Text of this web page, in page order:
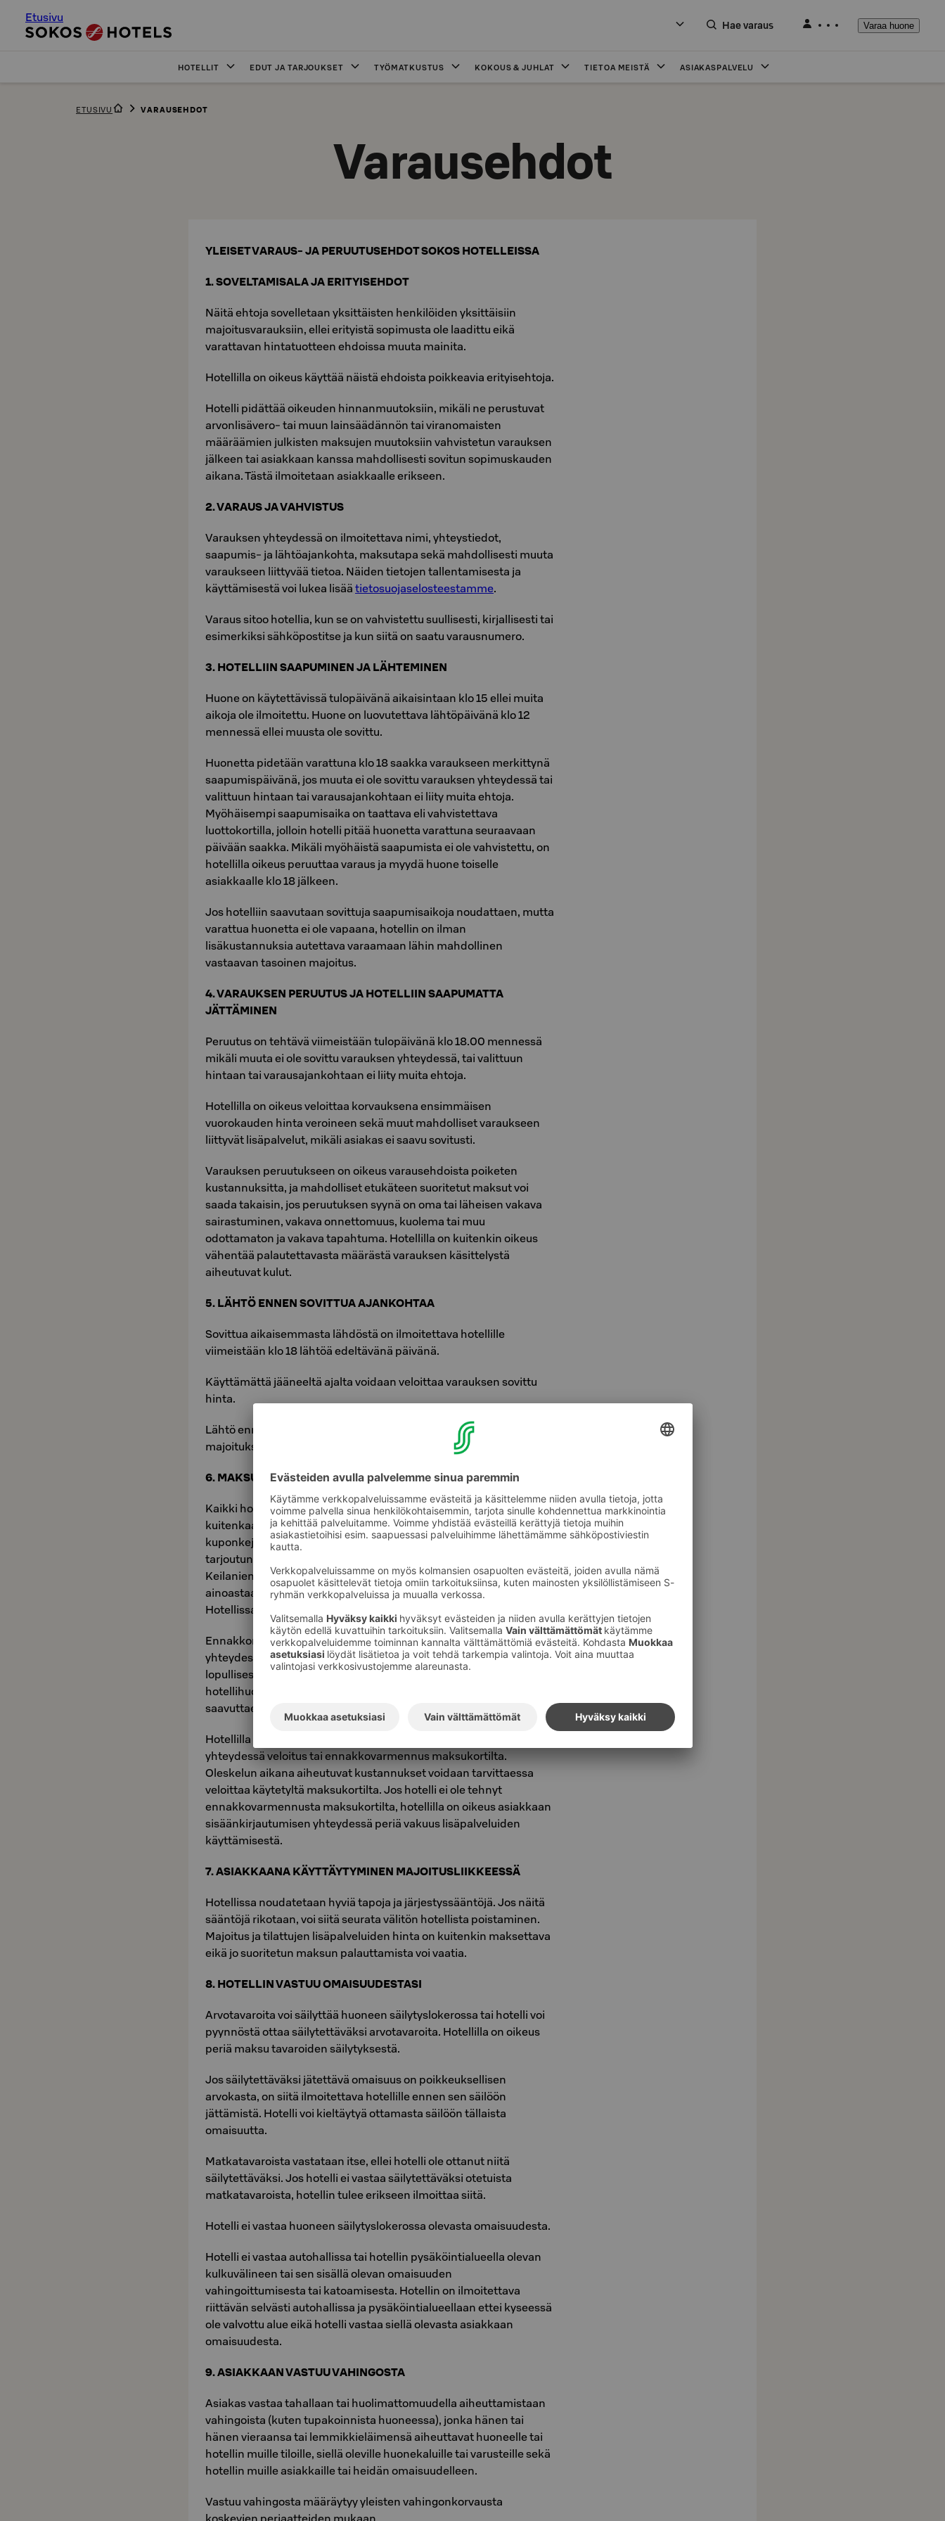
Etusivu
Hae varaus Varaa huone
HOTELLIT EDUT JA TARJOUKSET TYÖMATKUSTUS KOKOUS & JUHLAT TIETOA MEISTÄ ASIAKASPALVELU
ETUSIVU VARAUSEHDOT
Varausehdot
YLEISET VARAUS- JA PERUUTUSEHDOT SOKOS HOTELLEISSA
1. SOVELTAMISALA JA ERITYISEHDOT
Näitä ehtoja sovelletaan yksittäisten henkilöiden yksittäisiin
majoitusvarauksiin, ellei erityistä sopimusta ole laadittu eikä
varattavan hintatuotteen ehdoissa muuta mainita.
Hotellilla on oikeus käyttää näistä ehdoista poikkeavia erityisehtoja.
Hotelli pidättää oikeuden hinnanmuutoksiin, mikäli ne perustuvat
arvonlisävero- tai muun lainsäädännön tai viranomaisten
määräämien julkisten maksujen muutoksiin vahvistetun varauksen
jälkeen tai asiakkaan kanssa mahdollisesti sovitun sopimuskauden
aikana. Tästä ilmoitetaan asiakkaalle erikseen.
2. VARAUS JA VAHVISTUS
Varauksen yhteydessä on ilmoitettava nimi, yhteystiedot,
saapumis- ja lähtöajankohta, maksutapa sekä mahdollisesti muuta
varaukseen liittyvää tietoa. Näiden tietojen tallentamisesta ja
käyttämisestä voi lukea lisää tietosuojaselosteestamme.
Varaus sitoo hotellia, kun se on vahvistettu suullisesti, kirjallisesti tai
esimerkiksi sähköpostitse ja kun siitä on saatu varausnumero.
3. HOTELLIIN SAAPUMINEN JA LÄHTEMINEN
Huone on käytettävissä tulopäivänä aikaisintaan klo 15 ellei muita
aikoja ole ilmoitettu. Huone on luovutettava lähtöpäivänä klo 12
mennessä ellei muusta ole sovittu.
Huonetta pidetään varattuna klo 18 saakka varaukseen merkittynä
saapumispäivänä, jos muuta ei ole sovittu varauksen yhteydessä tai
valittuun hintaan tai varausajankohtaan ei liity muita ehtoja.
Myöhäisempi saapumisaika on taattava eli vahvistettava
luottokortilla, jolloin hotelli pitää huonetta varattuna seuraavaan
päivään saakka. Mikäli myöhäistä saapumista ei ole vahvistettu, on
hotellilla oikeus peruuttaa varaus ja myydä huone toiselle
asiakkaalle klo 18 jälkeen.
Jos hotelliin saavutaan sovittuja saapumisaikoja noudattaen, mutta
varattua huonetta ei ole vapaana, hotellin on ilman
lisäkustannuksia autettava varaamaan lähin mahdollinen
vastaavan tasoinen majoitus.
4. VARAUKSEN PERUUTUS JA HOTELLIIN SAAPUMATTA
JÄTTÄMINEN
Peruutus on tehtävä viimeistään tulopäivänä klo 18.00 mennessä
mikäli muuta ei ole sovittu varauksen yhteydessä, tai valittuun
hintaan tai varausajankohtaan ei liity muita ehtoja.
Hotellilla on oikeus veloittaa korvauksena ensimmäisen
vuorokauden hinta veroineen sekä muut mahdolliset varaukseen
liittyvät lisäpalvelut, mikäli asiakas ei saavu sovitusti.
Varauksen peruutukseen on oikeus varausehdoista poiketen
kustannuksitta, ja mahdolliset etukäteen suoritetut maksut voi
saada takaisin, jos peruutuksen syynä on oma tai läheisen vakava
sairastuminen, vakava onnettomuus, kuolema tai muu
odottamaton ja vakava tapahtuma. Hotellilla on kuitenkin oikeus
vähentää palautettavasta määrästä varauksen käsittelystä
aiheutuvat kulut.
5. LÄHTÖ ENNEN SOVITTUA AJANKOHTAA
Sovittua aikaisemmasta lähdöstä on ilmoitettava hotellille
viimeistään klo 18 lähtöä edeltävänä päivänä.
Käyttämättä jääneeltä ajalta voidaan veloittaa varauksen sovittu
hinta.
Lähtö ennen sovittua ajankohtaa voi myös aiheuttaa muutoksen
majoituksen hintaan.
6. MAKSUT
Kaikki hotellit hyväksyvät tavallisimmat maksukortit. Hotelli ei
kuitenkaan ole velvollinen hyväksymään ulkomaan valuuttaa,
kuponkeja, shekkejä tai maksukortteja, ellei hotelli itse ole
tarjoutunut niin tekemään. Heymo 1 by Sokos Hotels Espoon
Keilaniemessä on cashless-hotelli, jonka maksuvälineinä käyvät
ainoastaan yleisimmät maksukortit sekä S-ryhmän lahjakortit.
Hotellissa ei käsitellä käteistä.
Ennakkomaksuna luottokortilta voidaan veloittaa varauksen
yhteydessä hotellin määrittämä varausmaksu, joka vähennetään
lopullisesta laskusta. Jos huonetta ei ole maksettu ennakkoon, on
hotellihuone maksettava käteisellä tai maksukortilla hotelliin
saavuttaessa tai viimeistään sieltä lähtiessä.
Hotellilla on oikeus tehdä varauksen tai sisäänkirjautumisen
yhteydessä veloitus tai ennakkovarmennus maksukortilta.
Oleskelun aikana aiheutuvat kustannukset voidaan tarvittaessa
veloittaa käytetyltä maksukortilta. Jos hotelli ei ole tehnyt
ennakkovarmennusta maksukortilta, hotellilla on oikeus asiakkaan
sisäänkirjautumisen yhteydessä periä vakuus lisäpalveluiden
käyttämisestä.
7. ASIAKKAANA KÄYTTÄYTYMINEN MAJOITUSLIIKKEESSÄ
Hotellissa noudatetaan hyviä tapoja ja järjestyssääntöjä. Jos näitä
sääntöjä rikotaan, voi siitä seurata välitön hotellista poistaminen.
Majoitus ja tilattujen lisäpalveluiden hinta on kuitenkin maksettava
eikä jo suoritetun maksun palauttamista voi vaatia.
8. HOTELLIN VASTUU OMAISUUDESTASI
Arvotavaroita voi säilyttää huoneen säilytyslokerossa tai hotelli voi
pyynnöstä ottaa säilytettäväksi arvotavaroita. Hotellilla on oikeus
periä maksu tavaroiden säilytyksestä.
Jos säilytettäväksi jätettävä omaisuus on poikkeuksellisen
arvokasta, on siitä ilmoitettava hotellille ennen sen säilöön
jättämistä. Hotelli voi kieltäytyä ottamasta säilöön tällaista
omaisuutta.
Matkatavaroista vastataan itse, ellei hotelli ole ottanut niitä
säilytettäväksi. Jos hotelli ei vastaa säilytettäväksi otetuista
matkatavaroista, hotellin tulee erikseen ilmoittaa siitä.
Hotelli ei vastaa huoneen säilytyslokerossa olevasta omaisuudesta.
Hotelli ei vastaa autohallissa tai hotellin pysäköintialueella olevan
kulkuvälineen tai sen sisällä olevan omaisuuden
vahingoittumisesta tai katoamisesta. Hotellin on ilmoitettava
riittävän selvästi autohallissa ja pysäköintialueellaan ettei kyseessä
ole valvottu alue eikä hotelli vastaa siellä olevasta asiakkaan
omaisuudesta.
9. ASIAKKAAN VASTUU VAHINGOSTA
Asiakas vastaa tahallaan tai huolimattomuudella aiheuttamistaan
vahingoista (kuten tupakoinnista huoneessa), jonka hänen tai
hänen vieraansa tai lemmikkieläimensä aiheuttavat huoneelle tai
hotellin muille tiloille, siellä oleville huonekaluille tai varusteille sekä
hotellin muille asiakkaille tai heidän omaisuudelleen.
Vastuu vahingosta määräytyy yleisten vahingonkorvausta
koskevien periaatteiden mukaan.